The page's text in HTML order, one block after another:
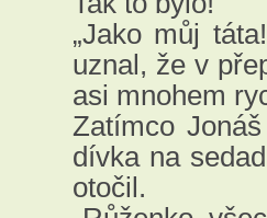
„Jako můj
uznal, že v
asi mnohem
Zatímco
dívka na
otočil.